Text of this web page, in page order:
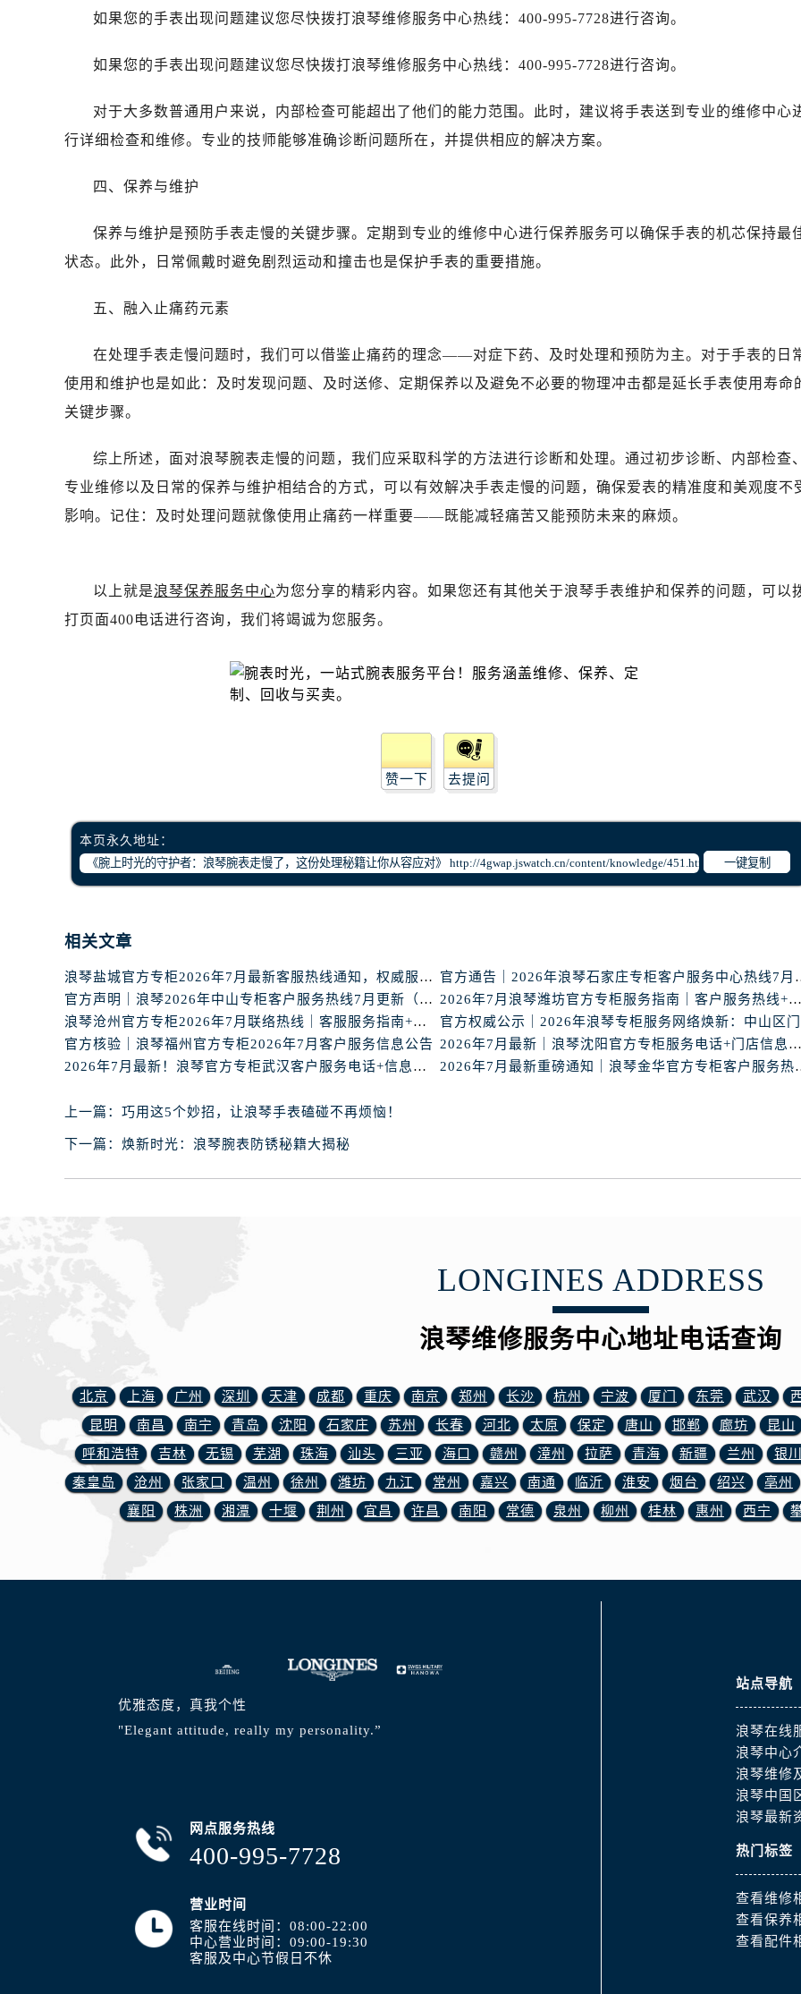
石家庄市长安区中山东路39号勒泰中心写字楼B座13层07室（需提前预约）
海口市龙华区金贸东路5号海口华润大厦B座17层1707室（需提前预约）
台州市椒江区东海大道1800号腾达中心东1幢20楼2002室（需提前预约）
内蒙古自治区呼和浩特市玉泉区大学西街70号华润万象城写字楼（鄂尔多斯大厦）23层2326室（需提
重庆市解放碑渝中区民权路28号英利国际金融中心写字楼20层01室（需提前预约）
黑龙江省黑河市爱辉区中央街浪琴售后服务中心（需提前预约）
黑龙江省牡丹江市东安区太平路浪琴售后服务中心（需提前预约）
吉林省白城市洮北区明仁南街浪琴售后服务中心（需提前预约）
吉林省白山市浑江区浑江大街浪琴售后服务中心（需提前预约）
吉林省梅河口市新华街道梅河大街浪琴售后服务中心（需提前预约）
吉林省四平市铁东区紫气大路与南九经街交汇处浪琴售后服务中心（需提前预约）
吉林省通化市东昌区环通乡江南大街浪琴售后服务中心（需提前预约）
吉林省延边市延吉市解放路浪琴售后服务中心（需提前预约）
辽宁省本溪市平山区胜利路浪琴售后服务中心（需提前预约）
辽宁省朝阳市双塔区新华路浪琴售后服务中心（需提前预约）
辽宁省抚顺市新抚区东一路浪琴售后服务中心（需提前预约）
辽宁省葫芦岛市连山区中央路浪琴售后服务中心（需提前预约）
辽宁省铁岭市银州区南马路浪琴售后服务中心（需提前预约）
辽宁省营口市站前区市府路与渤海大街交叉口浪琴售后服务中心（需提前预约）
辽宁省沈阳市沈河区中街路137号亨得利名表维修授权店1楼浪琴售后服务中心（需提前预约）
辽宁省沈阳市沈河区中街路83号亨得利名表维修授权店1楼浪琴售后服务中心（需提前预约）
北京市朝阳区建国门外大街甲6号华熙国际中心D座11层1102室浪琴售后服务中心（需提前预约）
河北省保定市竞秀区朝阳北大街北国先天下浪琴售后服务中心（需提前预约）
内蒙古自治区阿拉善盟市左旗土尔扈特大街浪琴售后服务中心（需提前预约）
内蒙古自治区呼伦贝尔市海拉尔区中央街浪琴售后服务中心（需提前预约）
内蒙古自治区乌海市海勃湾区人民南路浪琴售后服务中心（需提前预约）
内蒙古自治区乌兰察布市集宁区恩和大街浪琴售后服务中心（需提前预约）
内蒙古自治区兴安盟市乌兰浩特市兴安大街浪琴售后服务中心（需提前预约）
山西省大同市平城区迎宾街浪琴售后服务中心（需提前预约）
山西省晋城市城区黄华街浪琴售后服务中心（需提前预约）
山西省晋中市榆次区顺城街浪琴售后服务中心（需提前预约）
山西省临汾市尧都区解放路浪琴售后服务中心（需提前预约）
山西省吕梁市离石区永宁中路与建设街交叉口浪琴售后服务中心（需提前预约）
山西省阳泉市郊区平阳东街与新城大道交叉口浪琴售后服务中心（需提前预约）
山西省太原市迎泽区迎泽街道解放路15号亨得利名表维修授权店3楼浪琴售后服务中心（需提前预约）
天津市和平区赤峰道136号天津国际金融中心26层2603室浪琴售后服务中心（需提前预约）
安徽省安庆市迎江区人民路浪琴售后服务中心（需提前预约）
安徽省滁州市琅琊区南谯北路浪琴售后服务中心（需提前预约）
安徽省阜阳市颍州区颍州北路浪琴售后服务中心（需提前预约）
安徽省淮南市田家庵区国庆中路浪琴售后服务中心（需提前预约）
安徽省黄山市屯溪区黄山西路浪琴售后服务中心（需提前预约）
安徽省六安市金安区解放中路浪琴售后服务中心（需提前预约）
如果您的手表出现问题建议您尽快拨打浪琴维修服务中心热线：400-995-7728进行咨询。
如果您的手表出现问题建议您尽快拨打浪琴维修服务中心热线：400-995-7728进行咨询。
对于大多数普通用户来说，内部检查可能超出了他们的能力范围。此时，建议将手表送到专业的维修中心
行详细检查和维修。专业的技师能够准确诊断问题所在，并提供相应的解决方案。
四、保养与维护
保养与维护是预防手表走慢的关键步骤。定期到专业的维修中心进行保养服务可以确保手表的机芯保持最
状态。此外，日常佩戴时避免剧烈运动和撞击也是保护手表的重要措施。
五、融入止痛药元素
在处理手表走慢问题时，我们可以借鉴止痛药的理念——对症下药、及时处理和预防为主。对于手表的日
使用和维护也是如此：及时发现问题、及时送修、定期保养以及避免不必要的物理冲击都是延长手表使用寿命
关键步骤。
综上所述，面对浪琴腕表走慢的问题，我们应采取科学的方法进行诊断和处理。通过初步诊断、内部检查、
专业维修以及日常的保养与维护相结合的方式，可以有效解决手表走慢的问题，确保爱表的精准度和美观度不
影响。记住：及时处理问题就像使用止痛药一样重要——既能减轻痛苦又能预防未来的麻烦。
以上就是浪琴保养服务中心为您分享的精彩内容。如果您还有其他关于浪琴手表维护和保养的问题，可以
打页面400电话进行咨询，我们将竭诚为您服务。
赞一下 去提问
本页永久地址：
一键复制
相关文章
浪琴盐城官方专柜2026年7月最新客服热线通知，权威服务信息全收录
官方通告｜2026
官方声明｜浪琴2026年中山专柜客户服务热线7月更新（专柜名录公示）
2026年7月浪琴潍坊官方专柜服务指南｜客户服务热线+门店核验
浪琴沧州官方专柜2026年7月联络热线｜客服服务指南+门店信息
官方核验｜浪琴福州官方专柜2026年7月客户服务信息公告
2026年7月最新｜浪琴沈阳官方专柜服务电话+门店信息综合公示
2026年7月最新！浪琴官方专柜武汉客户服务电话+信息核验权威发布
2026年7月最新重
上一篇： 巧用这5个妙招，让浪琴手表磕碰不再烦恼！
下一篇： 焕新时光：浪琴腕表防锈秘籍大揭秘
LONGINES ADDRESS
浪琴维修服务中心地址电话查询
北京 上海 广州 深圳 天津 成都 重庆 南京 郑州 长沙 杭州 宁波 厦门 东莞 武汉
昆明
南昌 南宁 青岛 沈阳 石家庄 苏州 长春 河北 太原 保定 唐山 邯郸 廊坊 昆山
呼和浩特
吉林 无锡 芜湖 珠海 汕头 三亚 海口 赣州 漳州 拉萨 青海 新疆 兰州 银川
秦皇岛
沧州 张家口 温州 徐州 潍坊 九江 常州 嘉兴 南通 临沂 淮安 烟台 绍兴 亳州
襄阳
株洲 湘潭 十堰 荆州 宜昌 许昌 南阳 常德 泉州 柳州 桂林 惠州 西宁
优雅态度，真我个性
"Elegant attitude, really my personality.”
网点服务热线
400-995-7728
营业时间
客服在线时间：08:00-22:00
中心营业时间：09:00-19:30
客服及中心节假日不休
站点导航
浪琴在线
浪琴中心
浪琴维修
浪琴中国
浪琴最新
热门标签
查看维修
查看保养
查看配件